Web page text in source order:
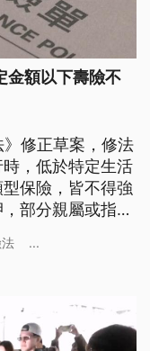
金額以下壽險不
修正草案，修法
，低於特定生活
保險，皆不得強
部分親屬或指定
...